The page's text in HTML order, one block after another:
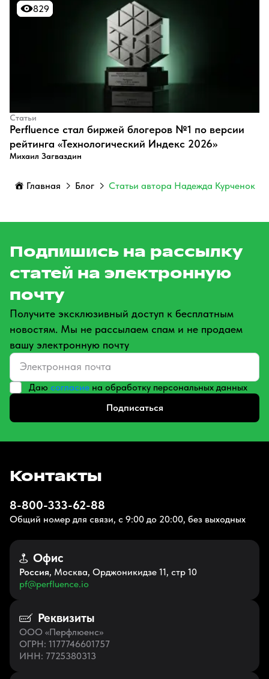
829
829
Статьи
Perfluence стал биржей блогеров №1 по версии
рейтинга «Технологический Индекс 2026»
Михаил Загваздин
Главная Блог Статьи автора Надежда Курченок
Подпишись на рассылку
статей на электронную
почту
Получите эксклюзивный доступ к бесплатным
новостям. Мы не рассылаем спам и не продаем
вашу электронную почту
Даю согласие на обработку персональных данных
Подписаться
Контакты
8-800-333-62-88
Общий номер для связи, с 9:00 до 20:00, без выходных
Офис
Россия, Москва, Орджоникидзе 11, стр 10
pf@perfluence.io
Реквизиты
ООО «Перфлюенс»
ОГРН: 1177746601757
ИНН: 7725380313